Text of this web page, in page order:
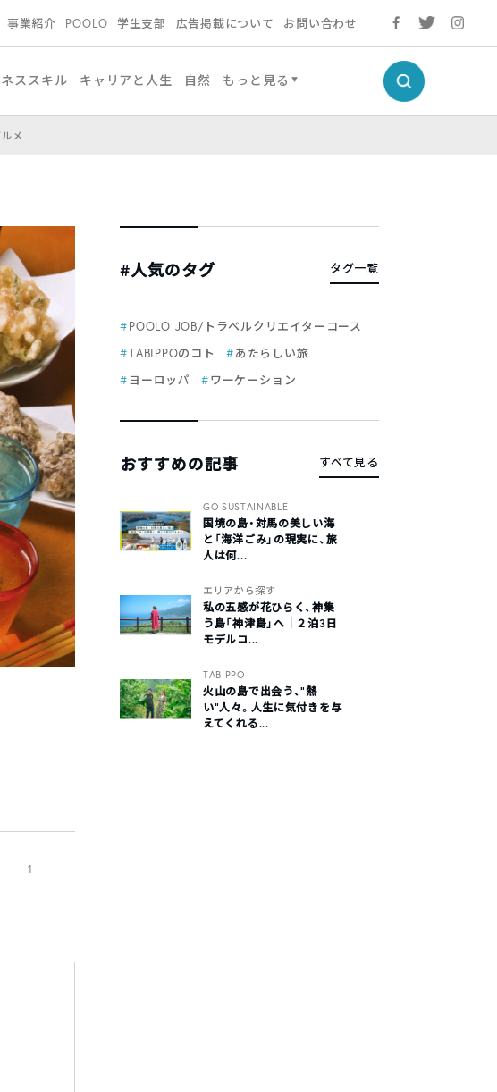
事業紹介 POOLO 学生支部 広告掲載について お問い合わせ
ススキル キャリアと人生 自然 もっと見る
メ
1
#人気のタグ タグ一覧
POOLO JOB/トラベルクリエイターコース
TABIPPOのコト
あたらしい旅
ヨーロッパ
ワーケーション
おすすめの記事 すべて見る
GO SUSTAINABLE
国境の島・対馬の美しい海
と「海洋ごみ」の現実に、旅
人は何...
エリアから探す
私の五感が花ひらく、神集
う島「神津島」へ｜２泊3日
モデルコ...
TABIPPO
火山の島で出会う、“熱
い“人々。人生に気付きを与
えてくれる...